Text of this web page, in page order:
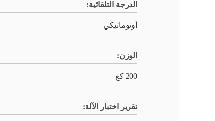
الدرجة التلقائية:
أوتوماتيكي
الوزن:
200 كغ
تقرير اختبار الآلة: